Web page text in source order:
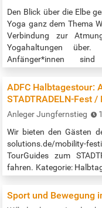
Den Blick über die Elbe
Yoga ganz dem Thema
Verbindung zur
Yogahaltungen
Anfänger*innen
gut bewegen kannst mit.
den Hongkong Studios. …
ADFC Halbtagestour:
STADTRADELN-Fest
Anleger Jungfernstieg
Wir bieten den Gästen
solutions.de/mobility-
TourGuides zum
fahren. Kategorie:
10 km Um 13 Uhr, 14
Jungfernstieg in der
Sport und Bewegung